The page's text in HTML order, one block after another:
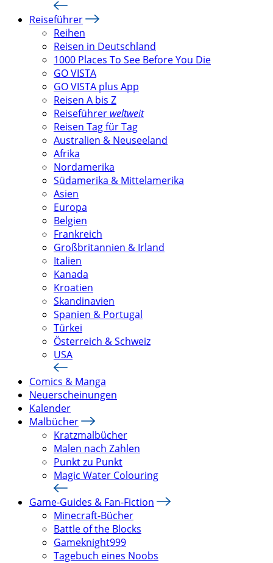
Reiseführer
Reihen
Reisen in Deutschland
1000 Places To See Before You Die
GO VISTA
GO VISTA plus App
Reisen A bis Z
Reiseführer weltweit
Reisen Tag für Tag
Australien & Neuseeland
Afrika
Nordamerika
Südamerika & Mittelamerika
Asien
Europa
Belgien
Frankreich
Großbritannien & Irland
Italien
Kanada
Kroatien
Skandinavien
Spanien & Portugal
Türkei
Österreich & Schweiz
USA
Comics & Manga
Neuerscheinungen
Kalender
Malbücher
Kratzmalbücher
Malen nach Zahlen
Punkt zu Punkt
Magic Water Colouring
Game-Guides & Fan-Fiction
Minecraft-Bücher
Battle of the Blocks
Gameknight999
Tagebuch eines Noobs